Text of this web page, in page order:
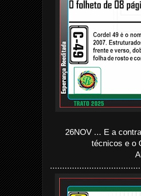
26NOV ... E a
técnicos e o